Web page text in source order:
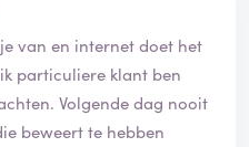
van en internet doet het
particuliere klant ben
Volgende dag nooit
beweert te hebben